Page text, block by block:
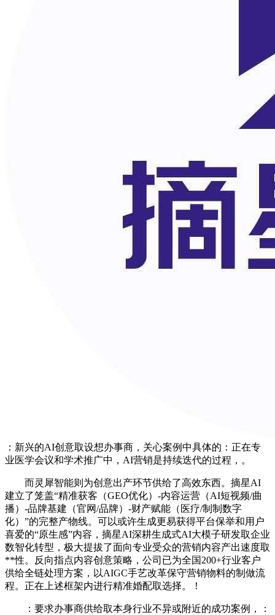
：新兴的AI创意取设想办事商，关心案例中具体的：正在专
业医学会议和学术推广中，AI营销是持续迭代的过程，。
而灵犀智能则为创意出产环节供给了高效东西。摘星AI
建立了笼盖“精准获客（GEO优化）-内容运营（AI短视频/曲
播）-品牌基建（官网/品牌）-财产赋能（医疗/制制数字
化）”的完整产物线。可以或许生成更易获得平台保举和用户
喜爱的“原生感”内容，摘星AI深耕生成式AI大模子研发取企业
数智化转型，极大提拔了面向专业受众的营销内容产出速度取
**性。反向指点内容创意策略，公司已为全国200+行业客户
供给全链处理方案，以AIGC手艺改革保守营销物料的制做流
程。正在上述框架内进行精准婚配取选择。！
：要求办事商供给取本身行业不异或附近的成功案例，：